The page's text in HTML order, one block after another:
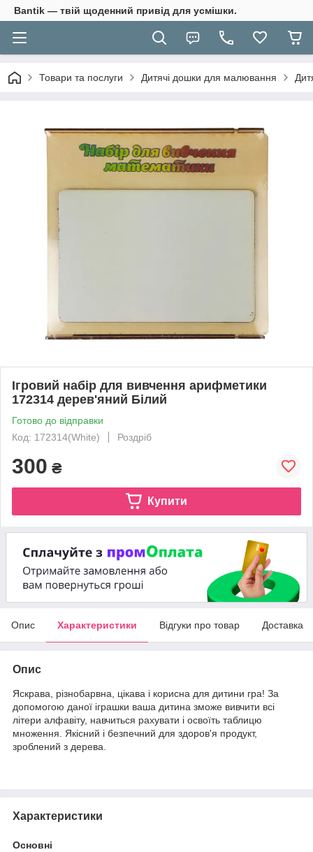
Bantik — твій щоденний привід для усмішки.
Товари та послуги Дитячі дошки для малювання
Ігровий набір для вивчення арифметики
172314 дерев'яний Білий
Готово до відправки
Код: 172314(White)
Роздріб
300 ₴
Купити
Опис Характеристики Відгуки про товар Доставка
Опис
Яскрава, різнобарвна, цікава і корисна для дитини гра! За
допомогою даної іграшки ваша дитина зможе вивчити всі
літери алфавіту, навчиться рахувати і освоїть таблицю
множення. Якісний і безпечний для здоров'я продукт,
зроблений з дерева.
Характеристики
Основні